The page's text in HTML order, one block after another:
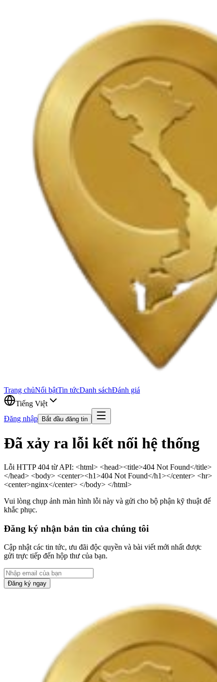
Trang chủNổi bậtTin tứcDanh sáchĐánh giá
Tiếng Việt
Đăng nhập
Bắt đầu đăng tin
Đã xảy ra lỗi kết nối hệ thống
Lỗi HTTP 404 từ API: <html> <head><title>404 Not Found</title>
</head> <body> <center><h1>404 Not Found</h1></center> <hr>
<center>nginx</center> </body> </html>
Vui lòng chụp ảnh màn hình lỗi này và gửi cho bộ phận kỹ thuật để
khắc phục.
Đăng ký nhận bản tin của chúng tôi
Cập nhật các tin tức, ưu đãi độc quyền và bài viết mới nhất được
gửi trực tiếp đến hộp thư của bạn.
Đăng ký ngay